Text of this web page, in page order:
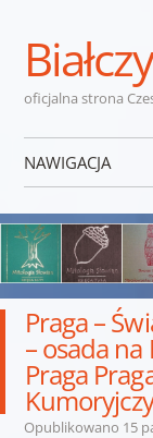
oficjalna strona
NAWIGACJA
Praga –
– osada
Praga
Opublikowano 15